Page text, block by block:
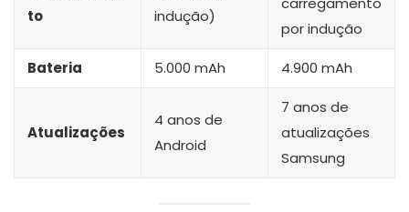
to
indução)
por indução
Bateria 5.000 mAh 4.900 mAh
Atualizações
4 anos de
Android
7 anos de
atualizações
Samsung